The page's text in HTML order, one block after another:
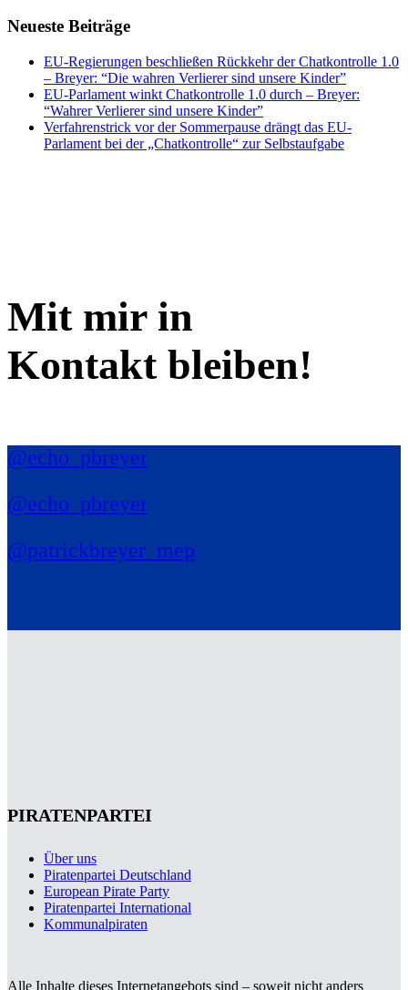
Neueste Beiträge
EU-Regierungen beschließen Rückkehr der Chatkontrolle 1.0
– Breyer: “Die wahren Verlierer sind unsere Kinder”
EU-Parlament winkt Chatkontrolle 1.0 durch – Breyer:
“Wahrer Verlierer sind unsere Kinder”
Verfahrenstrick vor der Sommerpause drängt das EU-
Parlament bei der „Chatkontrolle“ zur Selbstaufgabe
Mit mir in
Kontakt bleiben!
@echo_pbreyer
@echo_pbreyer
@patrickbreyer_mep
PIRATENPARTEI
Über uns
Piratenpartei Deutschland
European Pirate Party
Piratenpartei International
Kommunalpiraten
Alle Inhalte dieses Internetangebots sind – soweit nicht anders